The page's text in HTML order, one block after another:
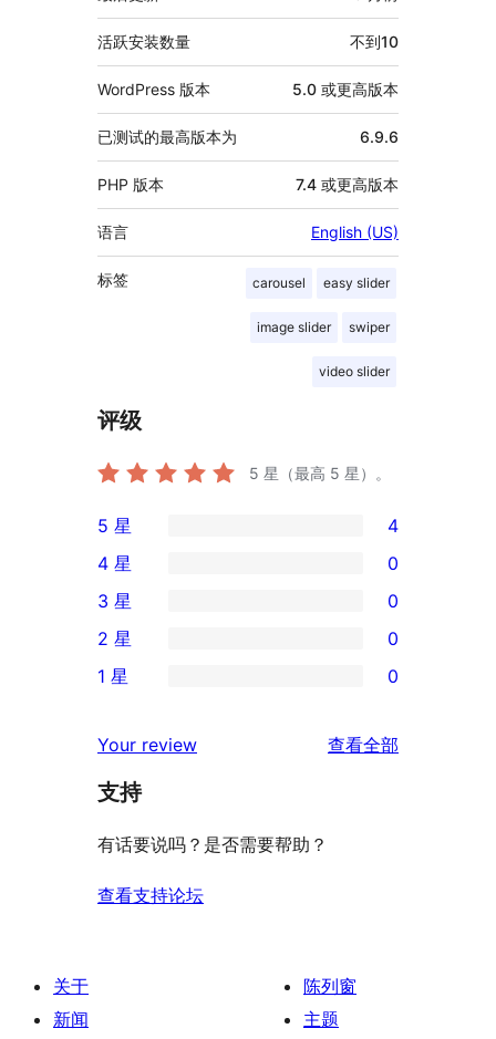
息
活跃安装数量 不到10
WordPress 版本 5.0 或更高版本
已测试的最高版本为 6.9.6
PHP 版本 7.4 或更高版本
语言 English (US)
标签 carousel easy slider
image slider swiper
video slider
评级
5 星（最高 5 星）。
4
条
5
星
评
5 星 4
条
4
星
价
4 星 0
0
条
3
评
价
3 星 0
条
星
评
2 星 0
1
星
价
1 星 0
Your review 查看全部
支持
有话要说吗？是否需要帮助？
查看支持论坛
关于
新闻
陈列窗
主题